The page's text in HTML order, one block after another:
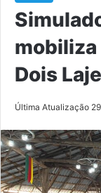
mobiliza
Dois
Última Atualização